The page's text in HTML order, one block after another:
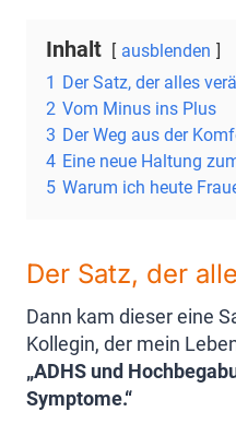
Inhalt
ausblenden
1 Der Satz, der alles
2 Vom Minus ins Plus
3 Der Weg aus der
4 Eine neue Haltung
5 Warum ich heute
Der Satz, der
Dann kam dieser eine
Kollegin, der mein
„ADHS und
Symptome.“